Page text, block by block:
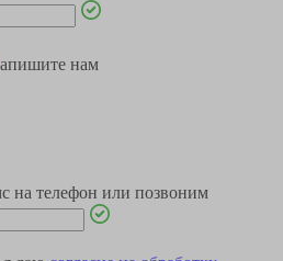
нам
на телефон или позвоним